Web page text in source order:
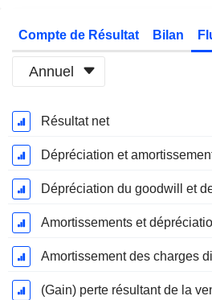
Compte de Résultat Bilan
Annuel
Période
Fiscale:
Décembre
Résultat net
Dépréciation et
Amortissements et
(Gain) perte résultant de la